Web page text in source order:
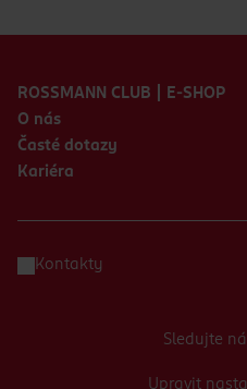
ROSSMANN CLUB | E-SHOP
O nás
Časté dotazy
Kariéra
Kontakty
Sledujte
Upravit